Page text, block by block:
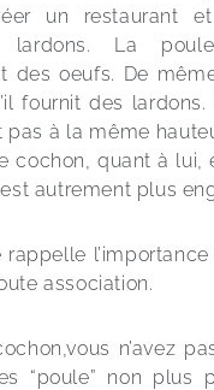
un restaurant
lardons. La
des oeufs. De
fournit des lardons.
pas à la même
cochon, quant à lui,
autrement plus
association.
n’avez
“poule” non plus